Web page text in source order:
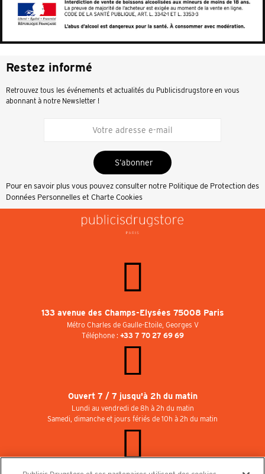
Restez informé
Retrouvez tous les événements et actualités du Publicisdrugstore en vous
abonnant à notre Newsletter !
S’abonner
Pour en savoir plus vous pouvez consulter notre Politique de Protection des
Données Personnelles et Charte Cookies
133 avenue des Champs-Elysées 75008 Paris
Métro Charles de Gaulle-Etoile, Georges V
Téléphone : +33 7 70 27 69 69
Ouvert 7 / 7 jusqu'à 2h du matin
Lundi au vendredi de 8h à 2h du matin
Samedi, dimanche et jours fériés de 10h à 2h du matin